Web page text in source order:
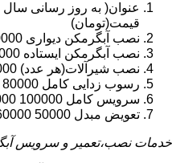
قیمت(تومان)
نصب آبگرمکن دیواری 80000 120000
نصب آبگرمکن ایستاده 80000 140000
نصب شیرآلات(هر عدد) 30000 35000
رسوب زدایی کامل 80000 120000
سرویس کامل 100000 140000
تعویض مبدل 50000 60000
خدمات نصب،تعمیر و سرویس